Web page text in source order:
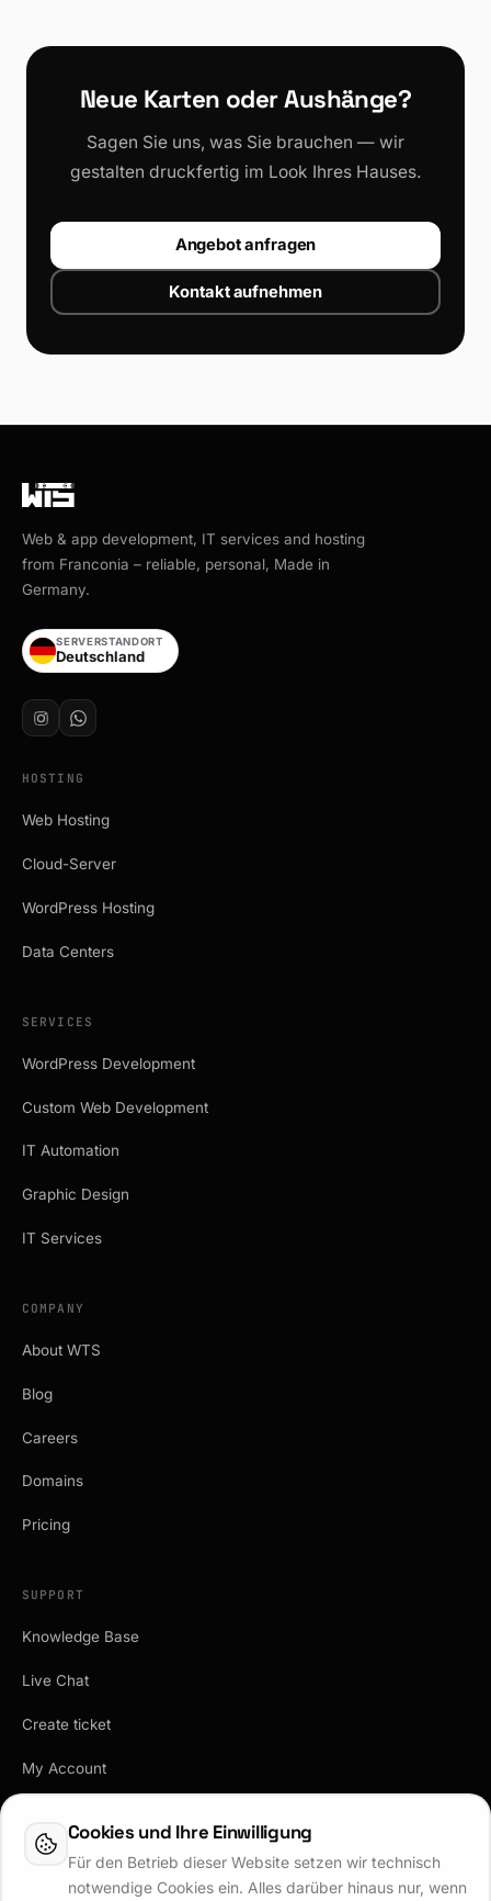
Neue Karten oder Aushänge?
Sagen Sie uns, was Sie brauchen — wir
gestalten druckfertig im Look Ihres Hauses.
Angebot anfragen
Kontakt aufnehmen
Web & app development, IT services and hosting
from Franconia – reliable, personal, Made in
Germany.
SERVERSTANDORT
Deutschland
HOSTING
Web Hosting
Cloud-Server
WordPress Hosting
Data Centers
SERVICES
WordPress Development
Custom Web Development
IT Automation
Graphic Design
IT Services
COMPANY
About WTS
Blog
Careers
Domains
Pricing
SUPPORT
Knowledge Base
Live Chat
Create ticket
My Account
Vertrag kündigen
Cookies und Ihre Einwilligung
Für den Betrieb dieser Website setzen wir technisch
notwendige Cookies ein. Alles darüber hinaus nur, wenn